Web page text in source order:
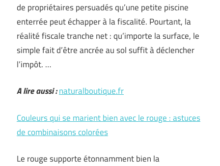
de propriétaires persuadés qu’une petite piscine
enterrée peut échapper à la fiscalité. Pourtant, la
réalité fiscale tranche net : qu’importe la surface, le
simple fait d’être ancrée au sol suffit à déclencher
l’impôt. …
A lire aussi :naturalboutique.fr
Couleurs qui se marient bien avec le rouge : astuces
de combinaisons colorées
Le rouge supporte étonnamment bien la